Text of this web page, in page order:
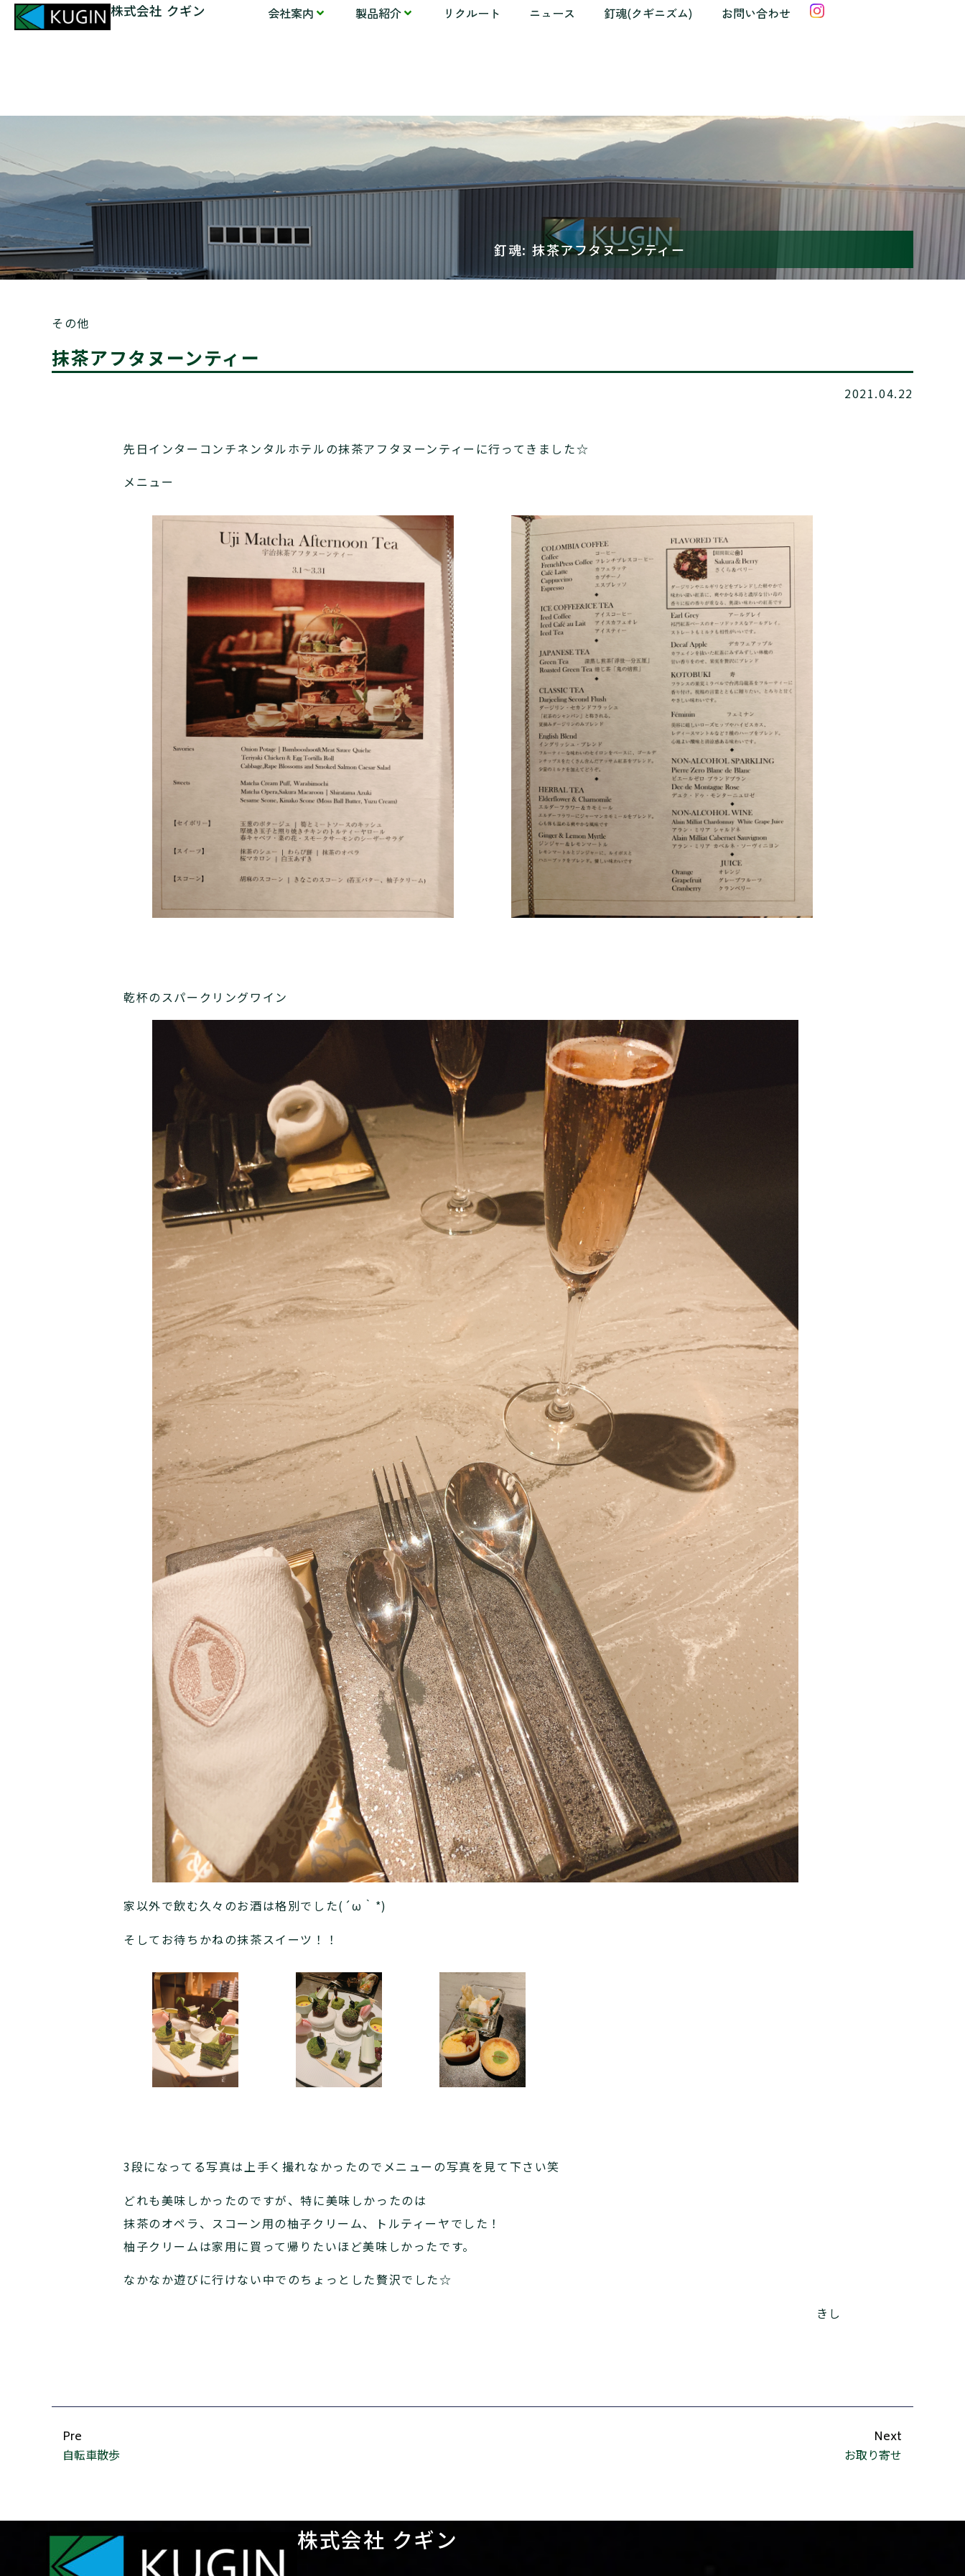
株式会社 クギン 会社案内 製品紹介 リクルート ニュース 釘魂(クギニズム) お問い合わせ
釘魂: 抹茶アフタヌーンティー
その他
抹茶アフタヌーンティー
2021.04.22
先日インターコンチネンタルホテルの抹茶アフタヌーンティーに行ってきました☆
メニュー
乾杯のスパークリングワイン
家以外で飲む久々のお酒は格別でした(´ω｀*)
そしてお待ちかねの抹茶スイーツ！！
3段になってる写真は上手く撮れなかったのでメニューの写真を見て下さい笑
どれも美味しかったのですが、特に美味しかったのは
抹茶のオペラ、スコーン用の柚子クリーム、トルティーヤでした！
柚子クリームは家用に買って帰りたいほど美味しかったです。
なかなか遊びに行けない中でのちょっとした贅沢でした☆
きし
Pre
自転車散歩
Next
お取り寄せ
株式会社 クギン